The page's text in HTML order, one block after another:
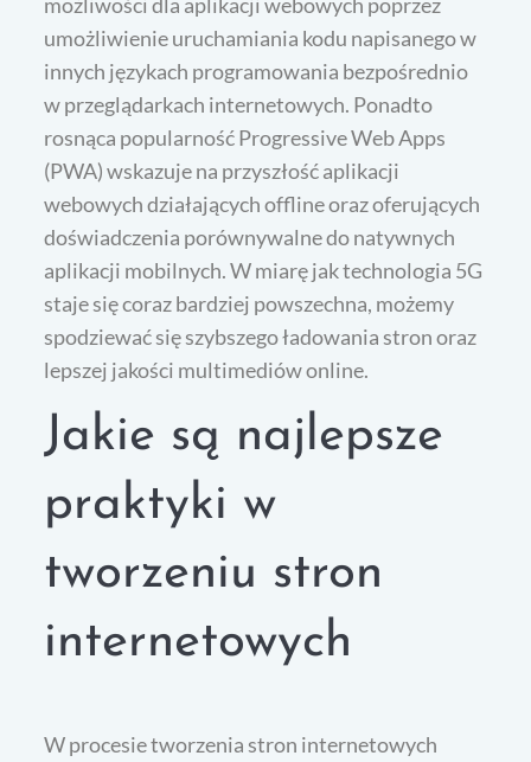
umożliwienie uruchamiania kodu napisanego w
innych językach programowania bezpośrednio
w przeglądarkach internetowych. Ponadto
rosnąca popularność Progressive Web Apps
(PWA) wskazuje na przyszłość aplikacji
webowych działających offline oraz oferujących
doświadczenia porównywalne do natywnych
aplikacji mobilnych. W miarę jak technologia 5G
staje się coraz bardziej powszechna, możemy
spodziewać się szybszego ładowania stron oraz
lepszej jakości multimediów online.
Jakie są najlepsze
praktyki w
tworzeniu stron
internetowych
W procesie tworzenia stron internetowych